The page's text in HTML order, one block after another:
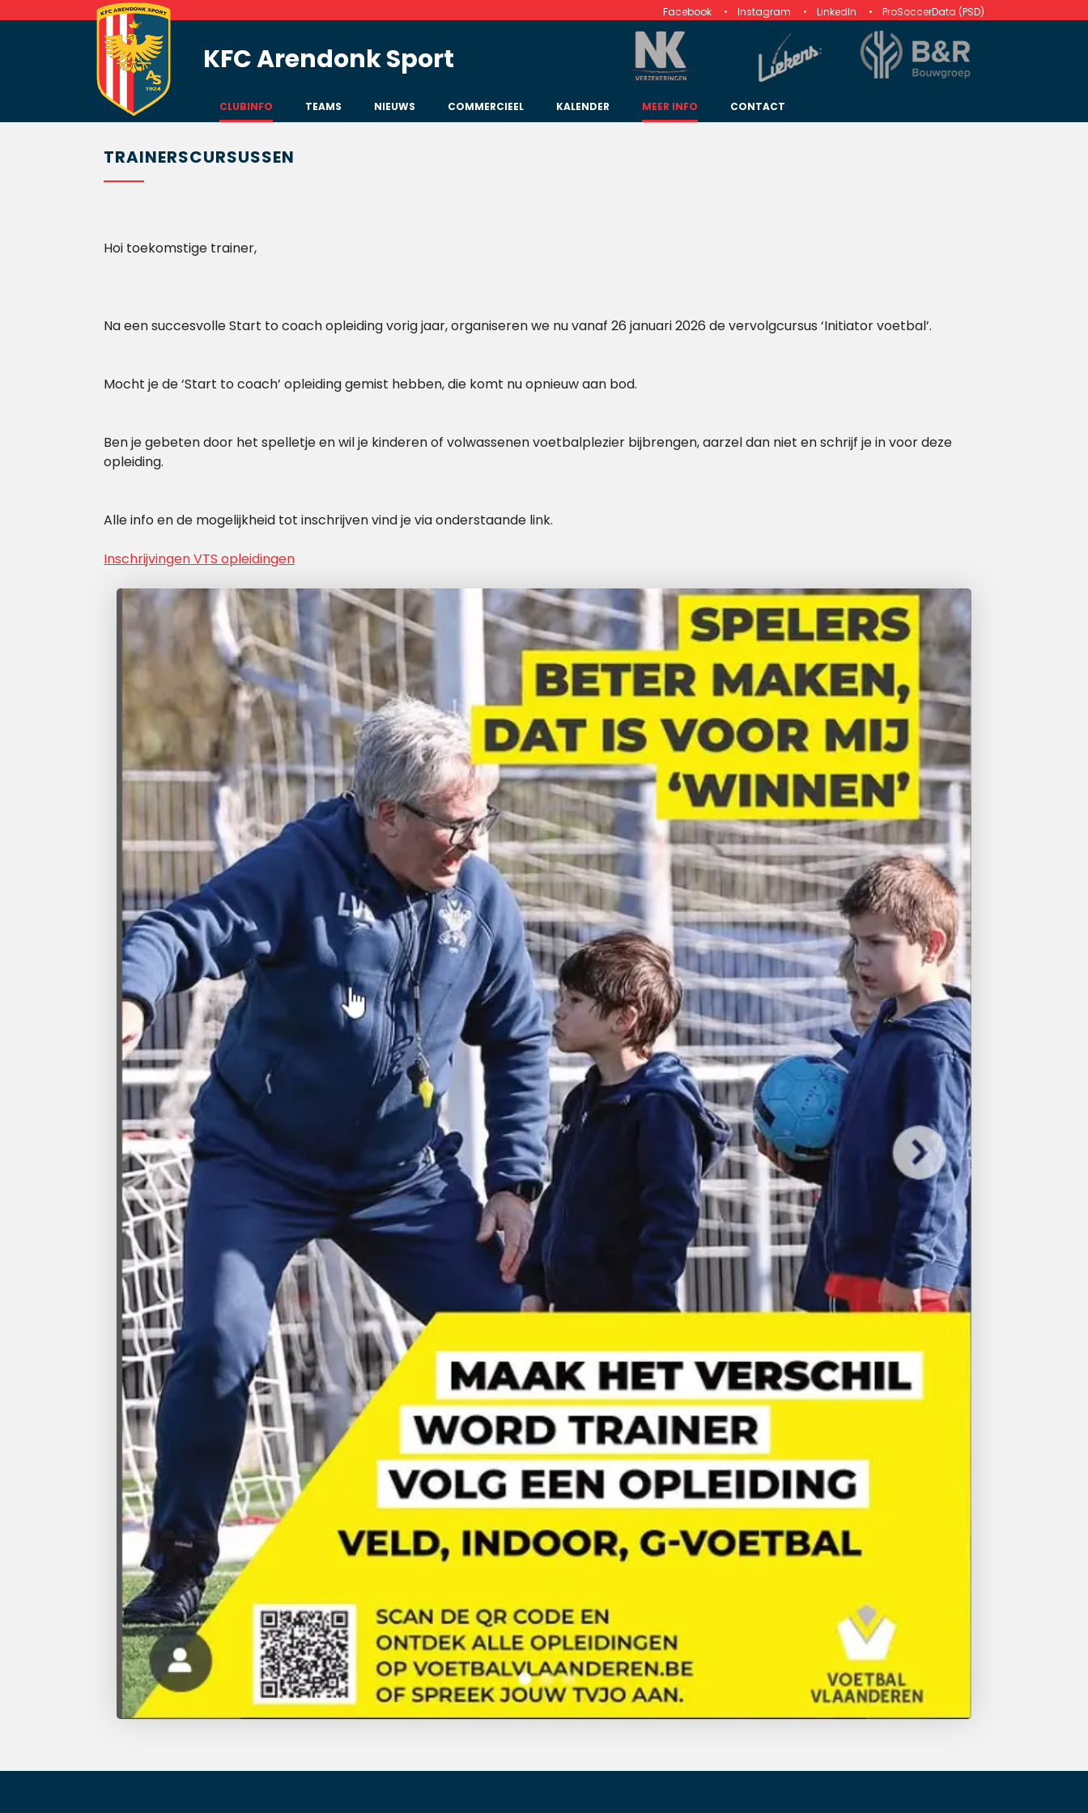
Facebook Instagram LinkedIn ProSoccerData (PSD)
KFC Arendonk Sport
CLUBINFO TEAMS NIEUWS COMMERCIEEL KALENDER MEER INFO CONTACT
TRAINERSCURSUSSEN
Hoi toekomstige trainer,
Na een succesvolle Start to coach opleiding vorig jaar, organiseren we nu vanaf 26 januari 2026 de vervolgcursus ‘Initiator voetbal’.
Mocht je de ‘Start to coach’ opleiding gemist hebben, die komt nu opnieuw aan bod.
Ben je gebeten door het spelletje en wil je kinderen of volwassenen voetbalplezier bijbrengen, aarzel dan niet en schrijf je in voor deze
opleiding.
Alle info en de mogelijkheid tot inschrijven vind je via onderstaande link.
Inschrijvingen VTS opleidingen